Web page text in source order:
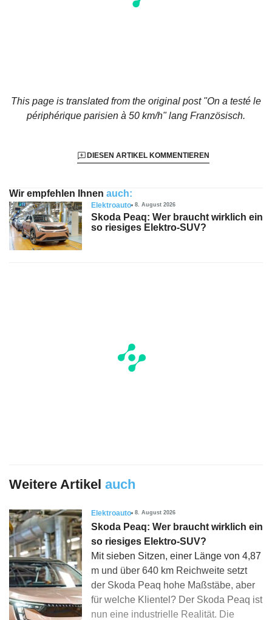
This page is translated from the original post "On a testé le
périphérique parisien à 50 km/h"lang Französisch.
DIESEN ARTIKEL KOMMENTIEREN
Wir empfehlen Ihnen auch:
Elektroauto 8. August 2026
Skoda Peaq: Wer braucht wirklich ein
so riesiges Elektro-SUV?
Weitere Artikel auch
Elektroauto 8. August 2026
Skoda Peaq: Wer braucht wirklich ein
so riesiges Elektro-SUV?
Mit sieben Sitzen, einer Länge von 4,87
m und über 640 km Reichweite setzt
der Skoda Peaq hohe Maßstäbe, aber
für welche Klientel? Der Skoda Peaq ist
nun eine industrielle Realität. Die